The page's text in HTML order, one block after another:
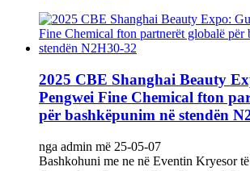
2025 CBE Shanghai Beauty
Pengwei Fine Chemical fton
për bashkëpunim në stendën
nga admin më 25-05-07
Bashkohuni me ne në Eventin Kryesor